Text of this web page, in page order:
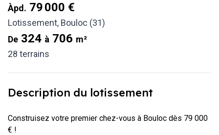
Àpd. 79 000 €
Lotissement, Bouloc (31)
De 324 à 706 m²
28 terrains
Description du lotissement
Construisez votre premier chez-vous à Bouloc dès 79 000
€ !